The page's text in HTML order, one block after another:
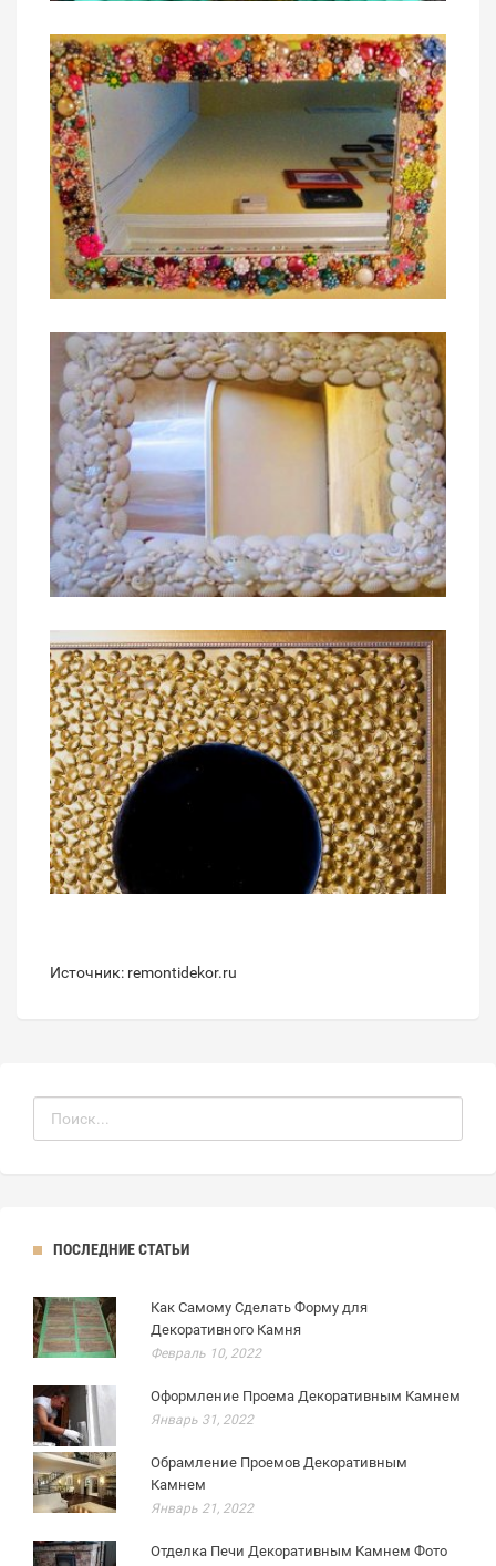
Источник: remontidekor.ru
ПОСЛЕДНИЕ СТАТЬИ
Как Самому Сделать Форму для
Декоративного Камня
Февраль 10, 2022
Оформление Проема Декоративным Камнем
Январь 31, 2022
Обрамление Проемов Декоративным
Камнем
Январь 21, 2022
Отделка Печи Декоративным Камнем Фото